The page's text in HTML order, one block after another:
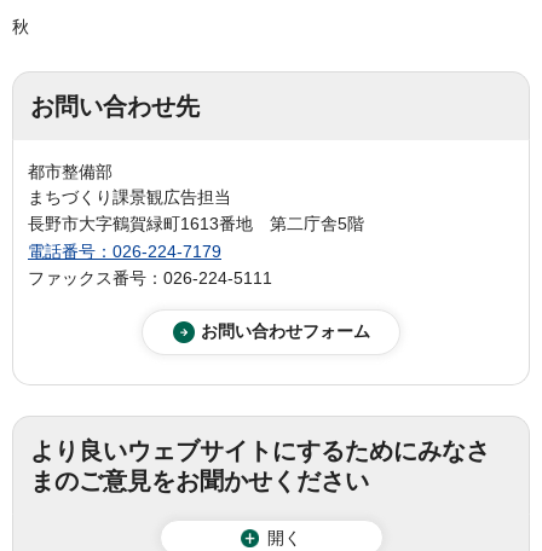
秋
お問い合わせ先
都市整備部
まちづくり課景観広告担当
長野市大字鶴賀緑町1613番地 第二庁舎5階
電話番号：026-224-7179
ファックス番号：026-224-5111
より良いウェブサイトにするためにみなさ
まのご意見をお聞かせください
開く